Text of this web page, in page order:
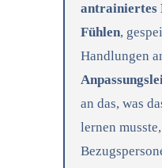
antrainiertes
Fühlen,
Handlungen
an das, was
lernen